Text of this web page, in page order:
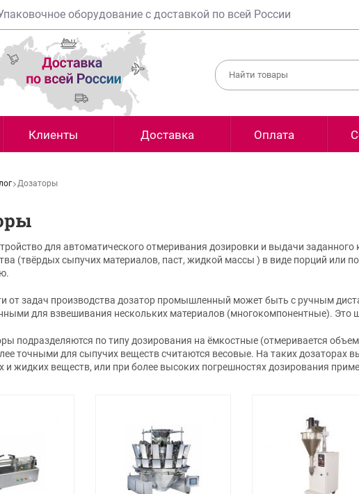
оборудование с доставкой по всей России
Клиенты Доставка Оплата
Дозаторы
для автоматического отмеривания дозировки и выдачи заданного
(твёрдых сыпучих материалов, паст, жидкой массы ) в виде порций или
от задач производства дозатор промышленный может быть с ручным
для взвешивания нескольких материалов (многокомпонентные). Это
подразделяются по типу дозирования на ёмкостные (отмеривается
точными для сыпучих веществ считаются весовые. На таких дозаторах
и жидких веществ, или при более высоких погрешностях дозирования